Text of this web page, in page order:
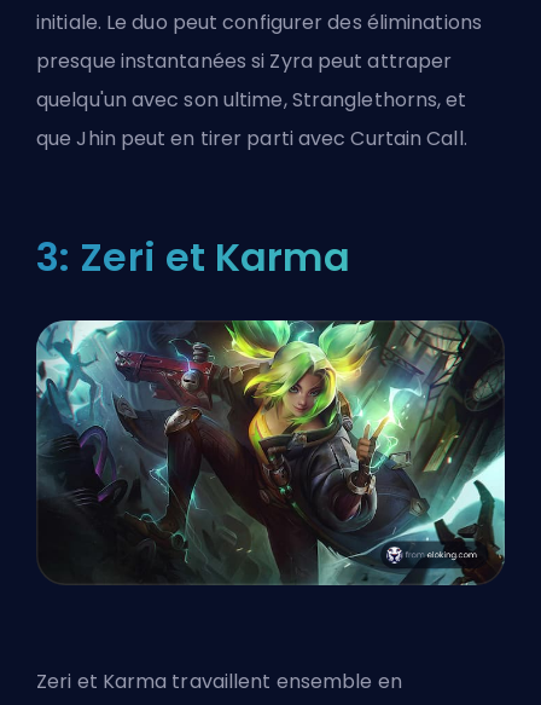
initiale. Le duo peut configurer des éliminations
presque instantanées si Zyra peut attraper
quelqu'un avec son ultime, Stranglethorns, et
que Jhin peut en tirer parti avec Curtain Call.
3: Zeri et Karma
Zeri et Karma travaillent ensemble en